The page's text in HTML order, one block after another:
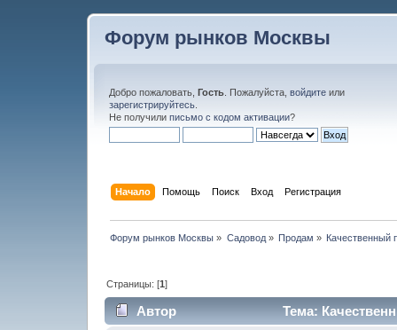
Форум рынков Москвы
Добро пожаловать, Гость . Пожалуйста, войдите или
зарегистрируйтесь
Не получили письмо с кодом активации?
Начало Помощь Поиск Вход Регистрация
Форум рынков Москвы » Садовод» Продам » Качественный
Страницы: [1]
Автор
Тема: